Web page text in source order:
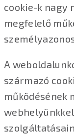
cookie-k nagy
megfelelő
A
származó
működésének